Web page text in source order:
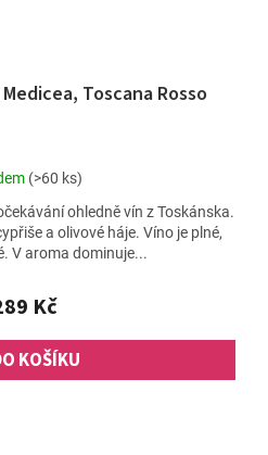
Toscana Rosso
Průměrné
produktu
je
5,0
5
hvězdiček.
(>60 ks)
Kč
KOŠÍKU
ohledně vín z Toskánska.
a olivové háje. Víno je plné,
V aroma dominuje...